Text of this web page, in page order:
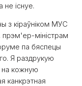
не існуе.
з кіраўніком МУС
прэм'ер-міністрам
па бяспецы
Я раздрукую
на кожную
канкрэтная